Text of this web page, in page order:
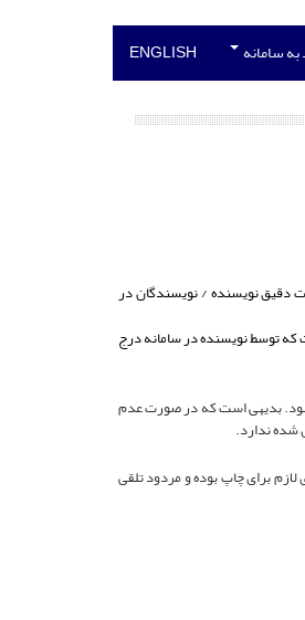
سامانه ENGLISH
دقیق نویسنده / نویسندگان در
که توسط نویسنده در سامانه درج
بدیهی است که در صورت عدم
شده ندارد.
برای چاپ بوده و مردود تلقی